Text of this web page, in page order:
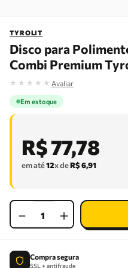
TYROLIT
Disco para
Combi Premium
★ ★ ★ ★ ★ Avaliar
Em estoque
R$77,78
em até12x deR$6,91
＋
－
Compra segura
SSL + antifraude